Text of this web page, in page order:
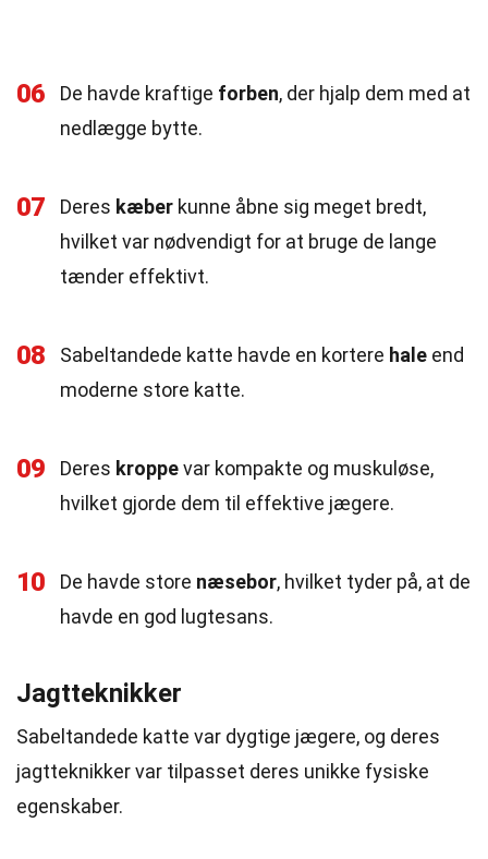
06 De havde kraftige forben, der hjalp dem med at
nedlægge bytte.
07 Deres kæber kunne åbne sig meget bredt,
hvilket var nødvendigt for at bruge de lange
tænder effektivt.
08 Sabeltandede katte havde en kortere hale end
moderne store katte.
09 Deres kroppevar kompakte og muskuløse,
hvilket gjorde dem til effektive jægere.
10 De havde store næsebor, hvilket tyder på, at de
havde en god lugtesans.
Jagtteknikker
Sabeltandede katte var dygtige jægere, og deres
jagtteknikker var tilpasset deres unikke fysiske
egenskaber.